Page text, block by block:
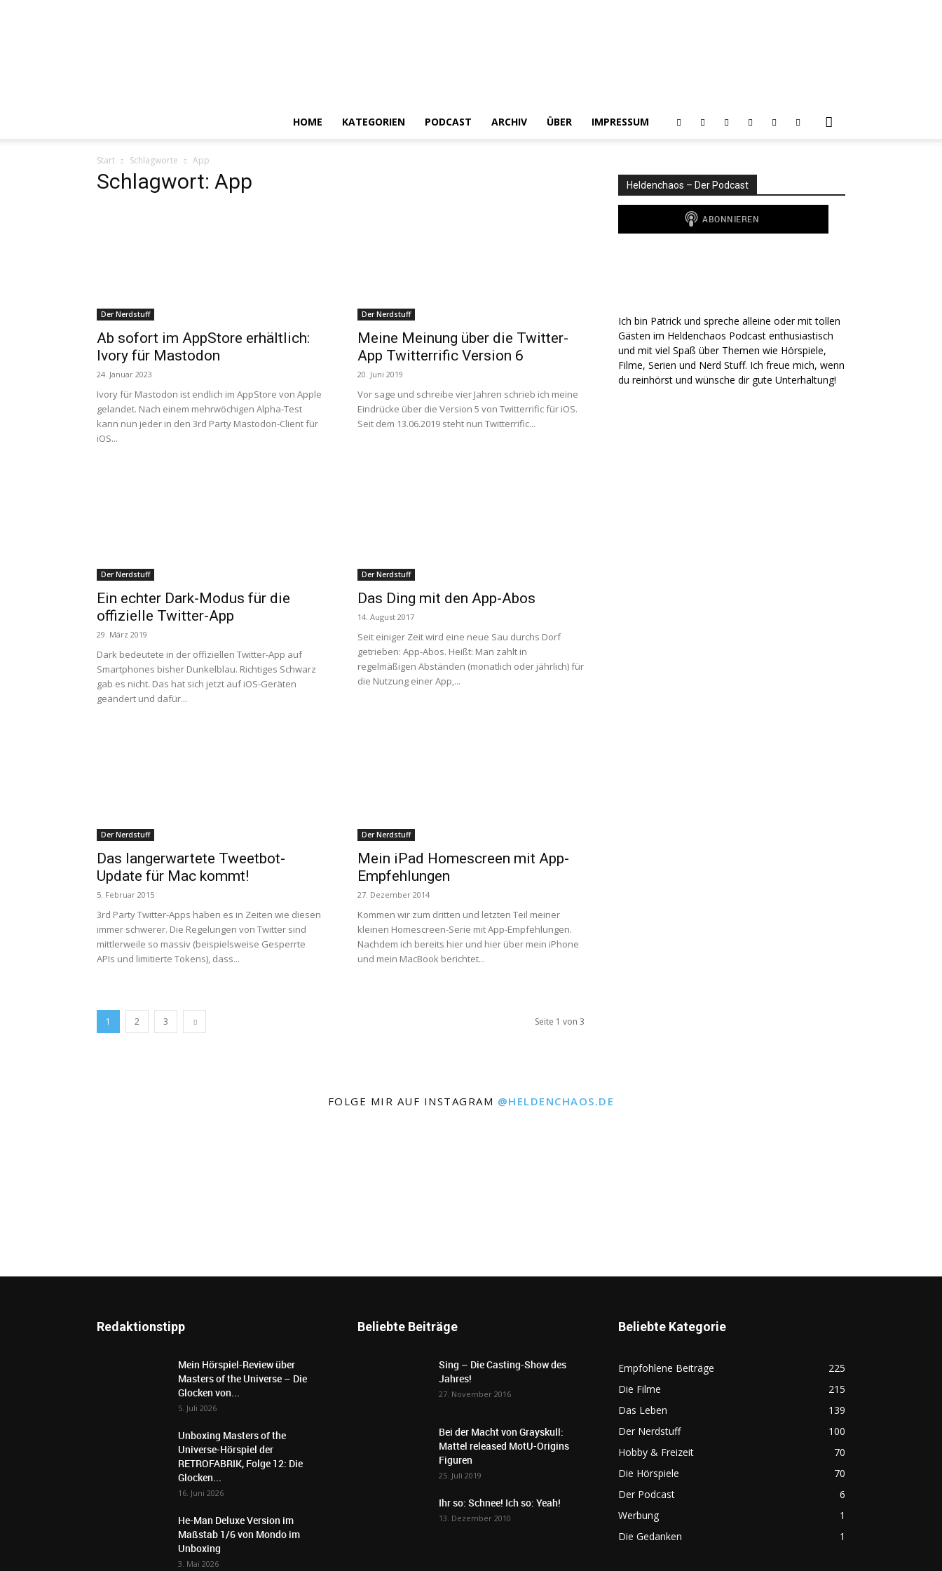
HOME KATEGORIEN PODCAST ARCHIV ÜBER IMPRESSUM
Start Schlagworte App
Schlagwort: App
Der Nerdstuff
Ab sofort im AppStore erhältlich:
Ivory für Mastodon
24. Januar 2023
Ivory für Mastodon ist endlich im AppStore von Apple
gelandet. Nach einem mehrwöchigen Alpha-Test
kann nun jeder in den 3rd Party Mastodon-Client für
iOS...
Der Nerdstuff
Meine Meinung über die Twitter-
App Twitterrific Version 6
20. Juni 2019
Vor sage und schreibe vier Jahren schrieb ich meine
Eindrücke über die Version 5 von Twitterrific für iOS.
Seit dem 13.06.2019 steht nun Twitterrific...
Der Nerdstuff
Ein echter Dark-Modus für die
offizielle Twitter-App
29. März 2019
Dark bedeutete in der offiziellen Twitter-App auf
Smartphones bisher Dunkelblau. Richtiges Schwarz
gab es nicht. Das hat sich jetzt auf iOS-Geräten
geändert und dafür...
Der Nerdstuff
Das Ding mit den App-Abos
14. August 2017
Seit einiger Zeit wird eine neue Sau durchs Dorf
getrieben: App-Abos. Heißt: Man zahlt in
regelmäßigen Abständen (monatlich oder jährlich) für
die Nutzung einer App,...
Der Nerdstuff
Das langerwartete Tweetbot-
Update für Mac kommt!
5. Februar 2015
3rd Party Twitter-Apps haben es in Zeiten wie diesen
immer schwerer. Die Regelungen von Twitter sind
mittlerweile so massiv (beispielsweise Gesperrte
APIs und limitierte Tokens), dass...
Der Nerdstuff
Mein iPad Homescreen mit App-
Empfehlungen
27. Dezember 2014
Kommen wir zum dritten und letzten Teil meiner
kleinen Homescreen-Serie mit App-Empfehlungen.
Nachdem ich bereits hier und hier über mein iPhone
und mein MacBook berichtet...
1 2 3 Seite 1 von 3
Heldenchaos – Der Podcast
Ich bin Patrick und spreche alleine oder mit tollen
Gästen im Heldenchaos Podcast enthusiastisch
und mit viel Spaß über Themen wie Hörspiele,
Filme, Serien und Nerd Stuff. Ich freue mich, wenn
du reinhörst und wünsche dir gute Unterhaltung!
FOLGE MIR AUF INSTAGRAM @HELDENCHAOS.DE
Redaktionstipp
Mein Hörspiel-Review über
Masters of the Universe – Die
Glocken von...
5. Juli 2026
Unboxing Masters of the
Universe-Hörspiel der
RETROFABRIK, Folge 12: Die
Glocken...
16. Juni 2026
He-Man Deluxe Version im
Maßstab 1/6 von Mondo im
Unboxing
3. Mai 2026
Beliebte Beiträge
Sing – Die Casting-Show des
Jahres!
27. November 2016
Bei der Macht von Grayskull:
Mattel released MotU-Origins
Figuren
25. Juli 2019
Ihr so: Schnee! Ich so: Yeah!
13. Dezember 2010
Beliebte Kategorie
Empfohlene Beiträge
225
Die Filme
215
Das Leben
139
Der Nerdstuff
100
Hobby & Freizeit
70
Die Hörspiele
70
Der Podcast
6
Werbung
1
Die Gedanken
1